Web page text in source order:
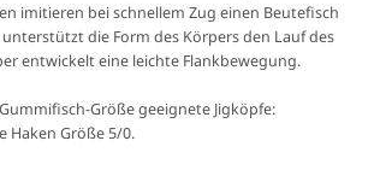
imitieren bei schnellem Zug einen Beutefisch
die Form des Körpers den Lauf des
entwickelt eine leichte Flankbewegung.
Größe geeignete Jigköpfe:
Haken Größe 5/0.